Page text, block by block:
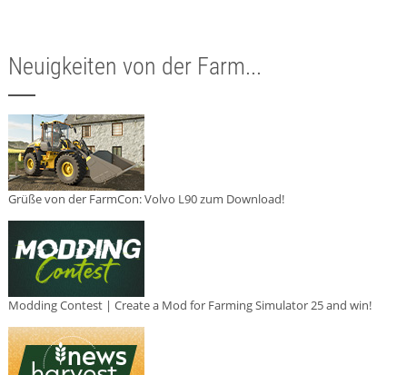
Neuigkeiten von der Farm...
Grüße von der FarmCon: Volvo L90 zum Download!
Modding Contest | Create a Mod for Farming Simulator 25 and win!